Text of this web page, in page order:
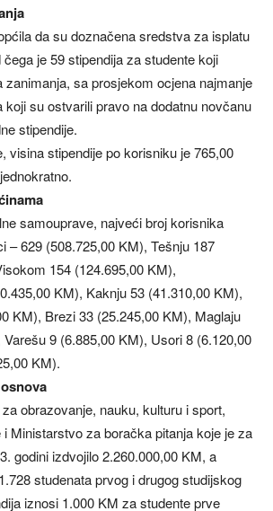
da su doznačena sredstva za isplatu
čega je 59 stipendija za studente koji
zanimanja, sa prosjekom ocjena najmanje
koji su ostvarili pravo na dodatnu novčanu
stipendije.
visina stipendije po korisniku je 765,00
samouprave, najveći broj korisnika
– 629 (508.725,00 KM), Tešnju 187
154 (124.695,00 KM),
KM), Kaknju 53 (41.310,00 KM),
KM), Brezi 33 (25.245,00 KM), Maglaju
9 (6.885,00 KM), Usori 8 (6.120,00
KM).
obrazovanje, nauku, kulturu i sport,
i Ministarstvo za boračka pitanja koje je za
godini izdvojilo 2.260.000,00 KM, a
studenata prvog i drugog studijskog
iznosi 1.000 KM za studente prve